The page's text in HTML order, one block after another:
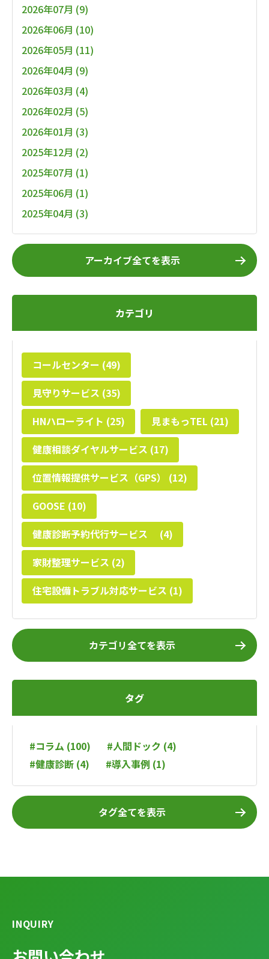
2026年07月 (9)
2026年06月 (10)
2026年05月 (11)
2026年04月 (9)
2026年03月 (4)
2026年02月 (5)
2026年01月 (3)
2025年12月 (2)
2025年07月 (1)
2025年06月 (1)
2025年04月 (3)
アーカイブ全てを表示
カテゴリ
コールセンター (49)
見守りサービス (35)
HNハローライト (25)
見まもっTEL (21)
健康相談ダイヤルサービス (17)
位置情報提供サービス（GPS） (12)
GOOSE (10)
健康診断予約代行サービス (4)
家財整理サービス (2)
住宅設備トラブル対応サービス (1)
カテゴリ全てを表示
タグ
#コラム (100)
#人間ドック (4)
#健康診断 (4)
#導入事例 (1)
タグ全てを表示
INQUIRY